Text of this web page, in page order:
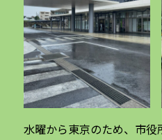
水曜から東京のため、市